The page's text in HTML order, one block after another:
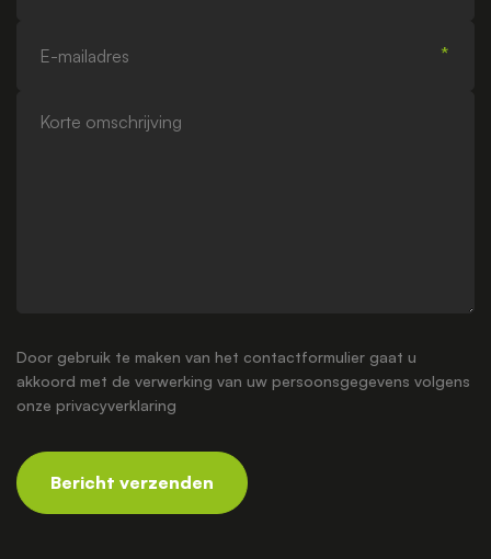
mailadres
omschrijving
Door gebruik te maken van het contactformulier gaat u
akkoord met de verwerking van uw persoonsgegevens volgens
onze privacyverklaring
Bericht verzenden